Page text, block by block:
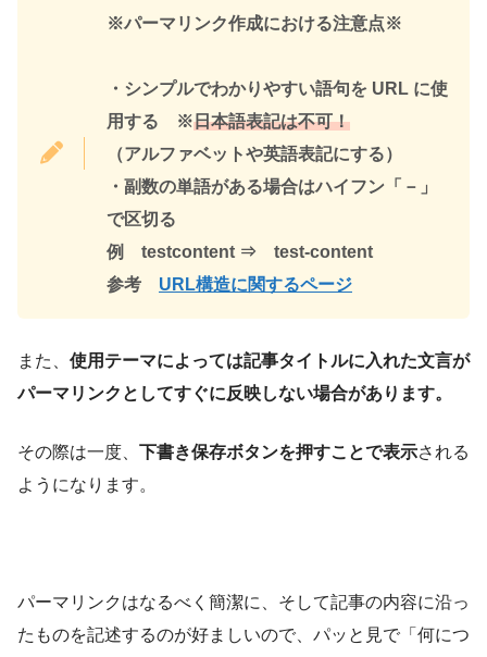
※パーマリンク作成における注意点※
・シンプルでわかりやすい語句を URL に使
用する ※日本語表記は不可！
（アルファベットや英語表記にする）
・副数の単語がある場合はハイフン「－」
で区切る
例 testcontent ⇒ test-content
参考 URL構造に関するページ
また、 使用テーマによっては記事タイトルに入れた文言が
パーマリンクとしてすぐに反映しない場合があります。
その際は一度、 下書き保存ボタンを押すことで表示される
ようになります。
パーマリンクはなるべく簡潔に、そして記事の内容に沿っ
たものを記述するのが好ましいので、パッと見で「何につ